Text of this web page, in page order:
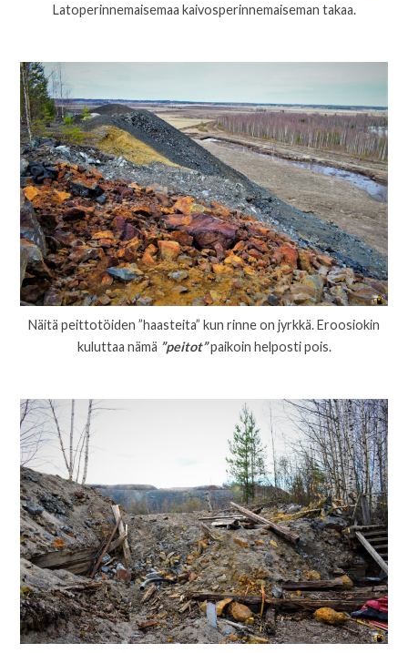
Latoperinnemaisemaa kaivosperinnemaiseman takaa.
Näitä peittotöiden ”haasteita” kun rinne on jyrkkä. Eroosiokin
kuluttaa nämä ”peitot”paikoin helposti pois.